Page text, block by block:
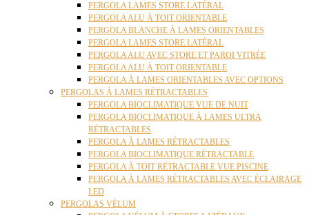
PERGOLA LAMES STORE LATÉRAL
PERGOLA ALU À TOIT ORIENTABLE
PERGOLA BLANCHE À LAMES ORIENTABLES
PERGOLA LAMES STORE LATÉRAL
PERGOLA ALU AVEC STORE ET PAROI VITRÉE
PERGOLA ALU À TOIT ORIENTABLE
PERGOLA À LAMES ORIENTABLES AVEC OPTIONS
PERGOLAS À LAMES RÉTRACTABLES
PERGOLA BIOCLIMATIQUE VUE DE NUIT
PERGOLA BIOCLIMATIQUE À LAMES ULTRA
RÉTRACTABLES
PERGOLA À LAMES RÉTRACTABLES
PERGOLA BIOCLIMATIQUE RÉTRACTABLE
PERGOLA À TOIT RÉTRACTABLE VUE PISCINE
PERGOLA À LAMES RÉTRACTABLES AVEC ÉCLAIRAGE
LED
PERGOLAS VÉLUM